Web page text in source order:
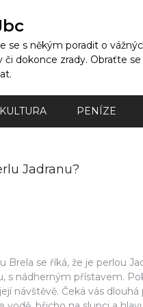
se s někým poradit o
či dokonce zrady. Obraťte
KULTURA PENÍZE
Jadranu?
Brela se říká, že je perlou
s nádherným přístavem.
návštěvě. Čeká vás